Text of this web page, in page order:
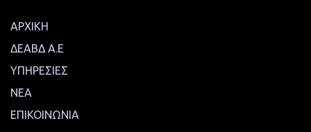
ΑΡΧΙΚΗ
ΔΕΑΒΔ Α.Ε
ΥΠΗΡΕΣΙΕΣ
ΝΕΑ
ΕΠΙΚΟΙΝΩΝΙΑ